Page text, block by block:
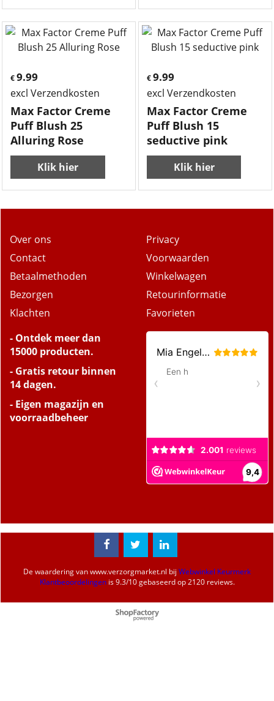
€ 9.99
excl Verzendkosten
Max Factor Creme
Puff Blush 25
Alluring Rose
Klik hier
€9.99
excl Verzendkosten
Max Factor Creme
Puff Blush 15
seductive pink
Klik hier
Over ons
Contact
Betaalmethoden
Bezorgen
Klachten
Privacy
Voorwaarden
Winkelwagen
Retourinformatie
Favorieten
- Ontdek meer dan
15000 producten.
- Gratis retour binnen
14 dagen.
- Eigen magazijn en
voorraadbeheer
De waardering vanwww.verzorgmarket.nl bij Webwinkel Keurmerk
Klantbeoordelingenis9.3/10gebaseerd op 2120 reviews.
Webwinkel gemaakt met
ShopFactory webwinkel